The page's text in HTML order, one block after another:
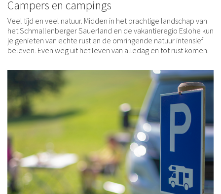
Campers en campings
Veel tijd en veel natuur. Midden in het prachtige landschap van
het Schmallenberger Sauerland en de vakantieregio Eslohe kun
je genieten van echte rust en de omringende natuur intensief
beleven. Even weg uit het leven van alledag en tot rust komen.